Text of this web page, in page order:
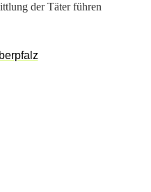
der Täter führen